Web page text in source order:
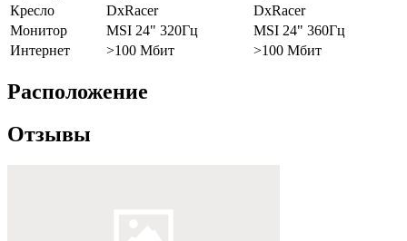
Кресло
DxRacer
DxRacer
Монитор
MSI 24" 320Гц
MSI 24" 360Гц
Интернет
>100 Мбит >100 Мбит
Расположение
Отзывы